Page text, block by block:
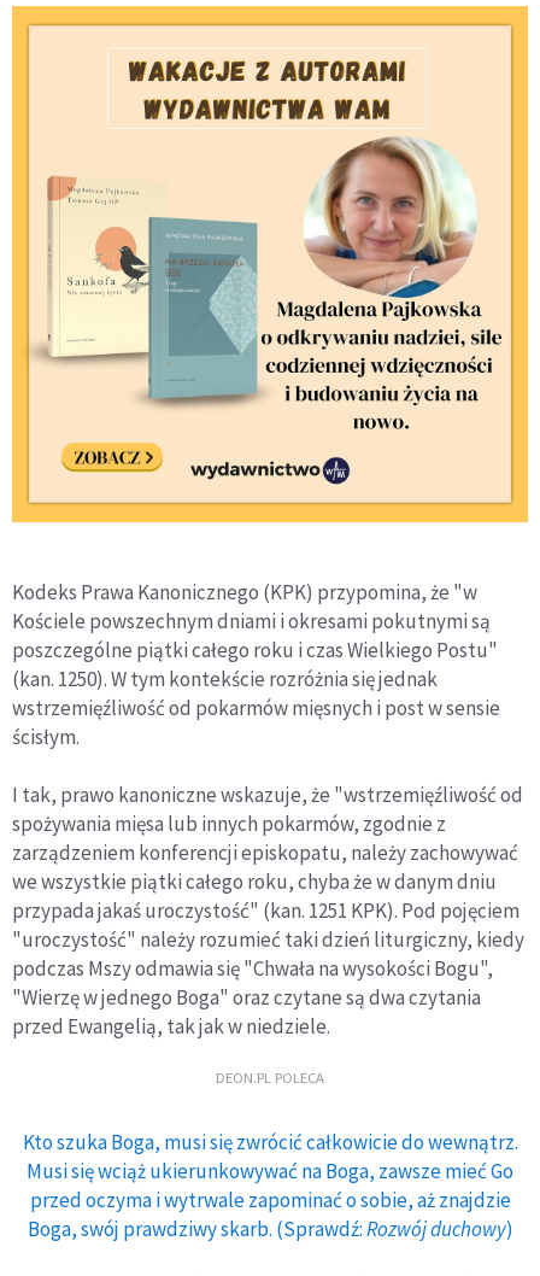
Kodeks Prawa Kanonicznego (KPK) przypomina, że "w
Kościele powszechnym dniami i okresami pokutnymi są
poszczególne piątki całego roku i czas Wielkiego Postu"
(kan. 1250). W tym kontekście rozróżnia się jednak
wstrzemięźliwość od pokarmów mięsnych i post w sensie
ścisłym.
I tak, prawo kanoniczne wskazuje, że "wstrzemięźliwość od
spożywania mięsa lub innych pokarmów, zgodnie z
zarządzeniem konferencji episkopatu, należy zachowywać
we wszystkie piątki całego roku, chyba że w danym dniu
przypada jakaś uroczystość" (kan. 1251 KPK). Pod pojęciem
"uroczystość" należy rozumieć taki dzień liturgiczny, kiedy
podczas Mszy odmawia się "Chwała na wysokości Bogu",
"Wierzę w jednego Boga" oraz czytane są dwa czytania
przed Ewangelią, tak jak w niedziele.
DEON.PL POLECA
Kto szuka Boga, musi się zwrócić całkowicie do wewnątrz.
Musi się wciąż ukierunkowywać na Boga, zawsze mieć Go
przed oczyma i wytrwale zapominać o sobie, aż znajdzie
Boga, swój prawdziwy skarb. (Sprawdź:Rozwój duchowy)